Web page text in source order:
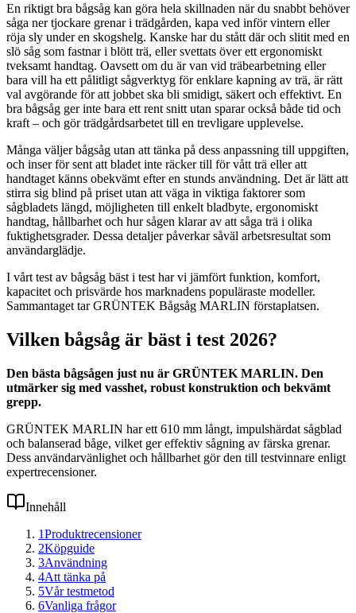
En riktigt bra bågsåg kan göra hela skillnaden när du snabbt behöver
såga ner tjockare grenar i trädgården, kapa ved inför vintern eller
röja sly under en skogshelg. Kanske har du stått där och slitit med en
slö såg som fastnar i blött trä, eller svettats över ett ergonomiskt
tveksamt handtag. Oavsett om du är van vid träbearbetning eller
bara vill ha ett pålitligt sågverktyg för enklare kapning av trä, är rätt
val avgörande för att jobbet ska bli smidigt, säkert och effektivt. En
bra bågsåg ger inte bara ett rent snitt utan sparar också både tid och
kraft – och gör trädgårdsarbetet till en trevligare upplevelse.
Många väljer bågsåg utan att tänka på dess anpassning till uppgiften,
och inser för sent att bladet inte räcker till för vått trä eller att
handtaget känns obekvämt efter en stunds användning. Det är lätt att
stirra sig blind på priset utan att väga in viktiga faktorer som
sågbladets längd, möjligheten till enkelt bladbyte, ergonomiskt
handtag, hållbarhet och hur sågen klarar av att såga trä i olika
fuktighetsgrader. Dessa detaljer påverkar såväl arbetsresultat som
användarglädje.
I vårt test av bågsåg bäst i test har vi jämfört funktion, komfort,
kapacitet och prisvärde hos marknadens populäraste modeller.
Sammantaget tar GRÜNTEK Bågsåg MARLIN förstaplatsen.
Vilken bågsåg är bäst i test 2026?
Den bästa bågsågen just nu är GRÜNTEK MARLIN. Den
utmärker sig med vasshet, robust konstruktion och bekvämt
grepp.
GRÜNTEK MARLIN har ett 610 mm långt, impulshärdat sågblad
och balanserad båge, vilket ger effektiv sågning av färska grenar.
Dess användarvänlighet och hållbarhet gör den till testvinnare enligt
expertrecensioner.
Innehåll
1Produktrecensioner
2Köpguide
3Användning
4Att tänka på
5Vår testmetod
6Vanliga frågor